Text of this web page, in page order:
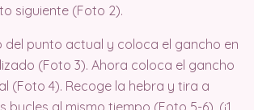
siguiente (Foto 2).
del punto actual y coloca el gancho en
(Foto 3). Ahora coloca el gancho
(Foto 4). Recoge la hebra y tira a
bucles al mismo tiempo (Foto 5-6). (¡1